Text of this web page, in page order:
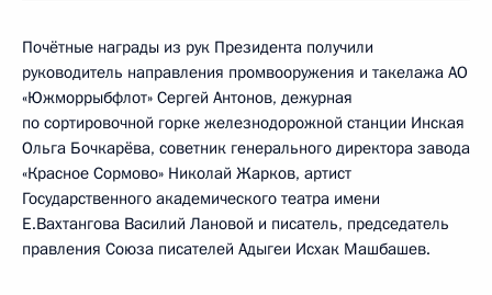
Почётные награды из рук Президента получили
руководитель направления промвооружения и такелажа АО
«Южморрыбфлот» Сергей Антонов, дежурная
по сортировочной горке железнодорожной станции Инская
Ольга Бочкарёва, советник генерального директора завода
«Красное Сормово» Николай Жарков, артист
Государственного академического театра имени
Е.Вахтангова Василий Лановой и писатель, председатель
правления Союза писателей Адыгеи Исхак Машбашев.